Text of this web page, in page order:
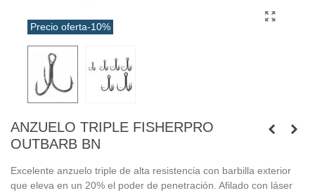
Precio oferta-10%
ANZUELO TRIPLE FISHERPRO
OUTBARB BN
Excelente anzuelo triple de alta resistencia con barbilla exterior
que eleva en un 20% el poder de penetración. Afilado con láser